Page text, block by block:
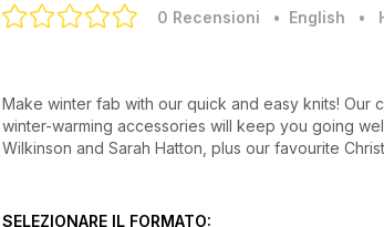
0 Recensioni • English •
Make winter fab with our quick and easy knits! Our
winter-warming accessories will keep you going
Wilkinson and Sarah Hatton, plus our favourite
SELEZIONARE IL FORMATO: